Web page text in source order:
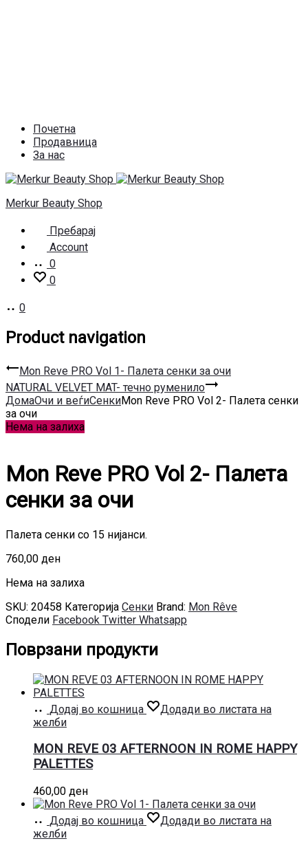
Почетна
Продавница
За нас
Merkur Beauty Shop
Пребарај
Account
0
0
0
Product navigation
Mon Reve PRO Vol 1- Палета сенки за очи
NATURAL VELVET MAT- течно руменило
ДомаОчи и веѓиСенкиMon Reve PRO Vol 2- Палета сенки
за очи
Нема на залиха
Mon Reve PRO Vol 2- Палета
сенки за очи
Палета сенки со 15 нијанси.
760,00 ден
Нема на залиха
SKU: 20458 Категорија Сенки Brand: Mon Rêve
Сподели Facebook Twitter Whatsapp
Поврзани продукти
Додај во кошница
Додади во листата на
желби
MON REVE 03 AFTERNOON IN ROME HAPPY
PALETTES
460,00 ден
Додај во кошница
Додади во листата на
желби